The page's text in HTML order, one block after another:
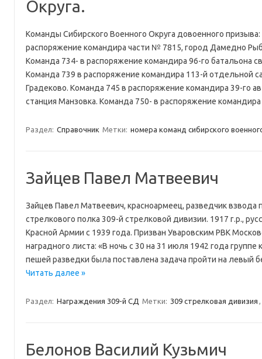
Округа.
Команды Сибирского Военного Округа довоенного
распоряжение командира части № 7815, город Дамедно
Команда 734- в распоряжение командира 96-го батальона
Команда 739 в распоряжение командира 113-й отдельной
Градеково. Команда 745 в распоряжение командира 39-го
станция Манзовка. Команда 750- в распоряжение
Раздел: Справочник Метки: номера команд сибирского
Зайцев Павел Матвеевич
Зайцев Павел Матвеевич, красноармеец, разведчик взвода
стрелкового полка 309-й стрелковой дивизии. 1917 г.р.,
Красной Армии с 1939 года. Призван Уваровским РВК
наградного листа: «В ночь с 30 на 31 июля 1942 года
пешей разведки была поставлена задача пройти на левый
Читать далее »
Раздел: Награждения 309-й СД Метки: 309 стрелковая дивизия ,
Белонов Василий Кузьмич